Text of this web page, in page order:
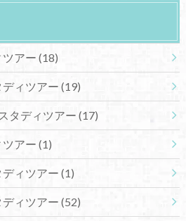
アー (18)
ィツアー (19)
タディツアー (17)
アー (1)
ィツアー (1)
ィツアー (52)